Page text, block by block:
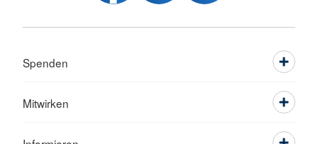
Spenden
Mitwirken